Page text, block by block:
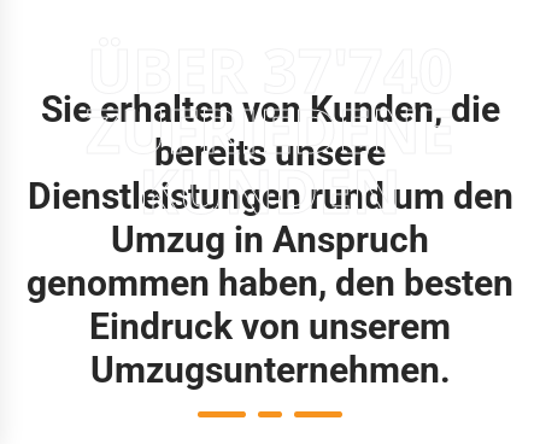
ZUFRIEDENE
KUNDEN
Sie erhalten von Kunden, die
bereits unsere
Dienstleistungen rund um den
Umzug in Anspruch
genommen haben, den besten
Eindruck von unserem
Umzugsunternehmen.